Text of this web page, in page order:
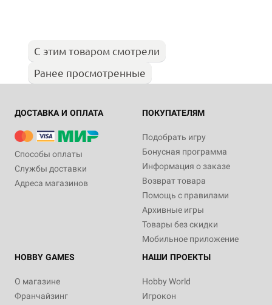
С этим товаром смотрели
Ранее просмотренные
ДОСТАВКА И ОПЛАТА
Способы оплаты
Службы доставки
Адреса магазинов
ПОКУПАТЕЛЯМ
Подобрать игру
Бонусная программа
Информация о заказе
Возврат товара
Помощь с правилами
Архивные игры
Товары без скидки
Мобильное приложение
HOBBY GAMES
О магазине
Франчайзинг
НАШИ ПРОЕКТЫ
Hobby World
Игрокон